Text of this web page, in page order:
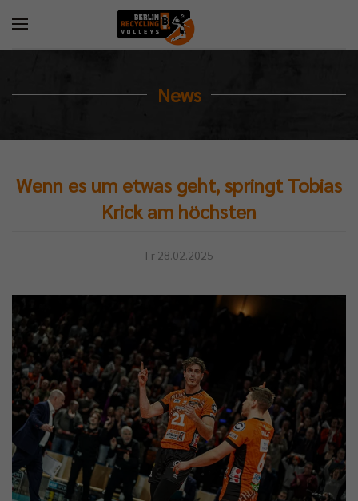
News
Wenn es um etwas geht, springt Tobias
Krick am höchsten
Fr 28.02.2025